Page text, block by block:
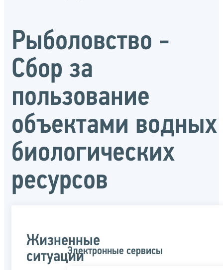
Рыболовство -
Сбор за
пользование
объектами водных
биологических
ресурсов
Жизненные
ситуацииЭлектронные сервисы